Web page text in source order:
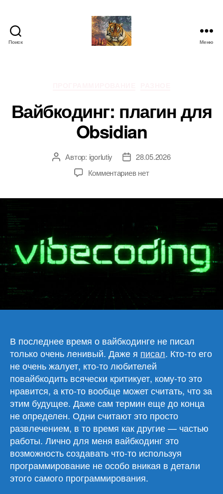
Поиск Меню
Вайбкодинг: плагин для
Obsidian
Автор
записи
Автор: igorlutiy
Дата28.05.2026
Комментариевк
Obsidian
нет
В последнее время о вайбкодинге не писал
только очень ленивый. Даже я писал. Кто-то его
не очень жалует, кто-то любителей
повайбкодить всячески критикует, кому-то это
нравится, а кто-то вообще может считать, что за
этим будущее. Даже сам термин еще до конца
не определен. Одни считают это просто
развлечением, в то время как другие — частью
работы. Лично для меня вайбкодинг это
возможность создавать что-то используя
программирование не особо вникая в детали
этого самого программирования.